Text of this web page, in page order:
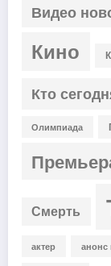
Видео
Кино
Кто
Олимпиада
Смерть
актер анонс